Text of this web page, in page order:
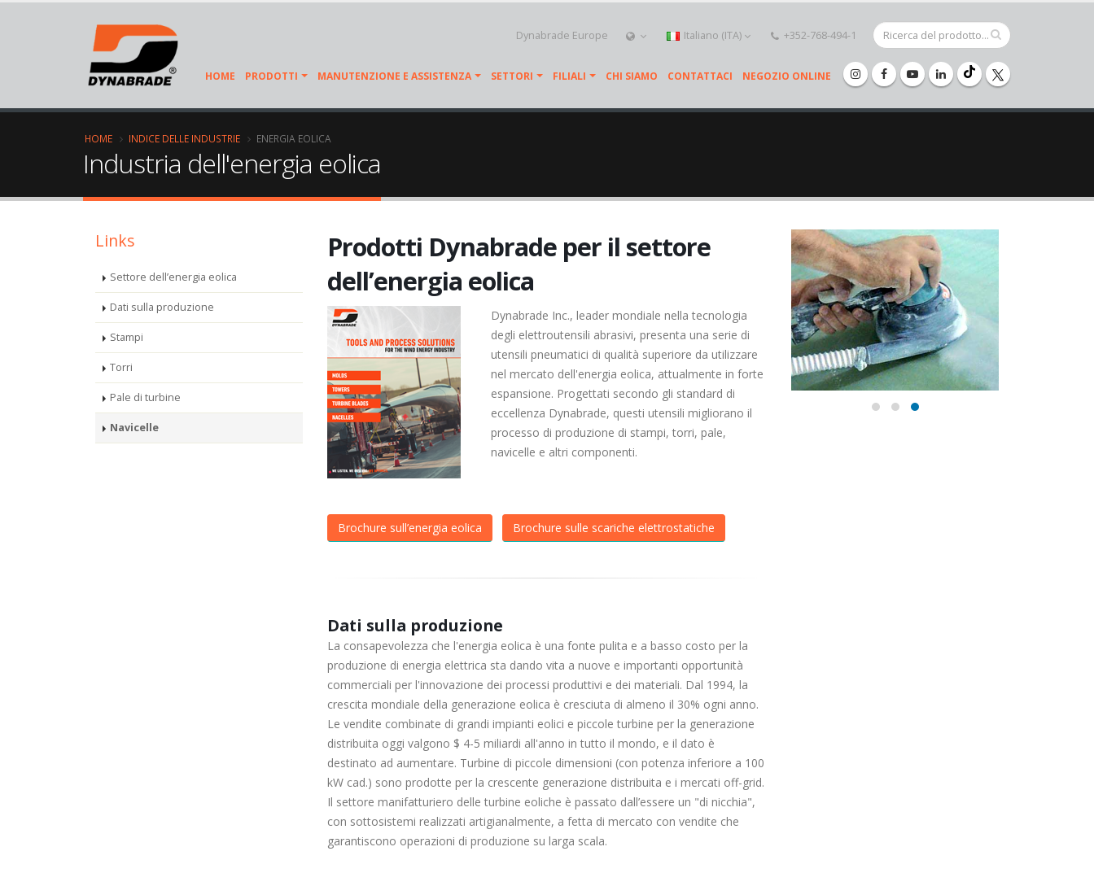
Dynabrade Europe Italiano (ITA) +352-768-494-1
HOME PRODOTTI MANUTENZIONE E ASSISTENZA SETTORI FILIALI CHI SIAMO CONTATTACI NEGOZIO ONLINE
HOME INDICE DELLE INDUSTRIE ENERGIA EOLICA
Industria dell'energia eolica
Links
Settore dell’energia eolica
Dati sulla produzione
Stampi
Torri
Pale di turbine
Navicelle
Prodotti Dynabrade per il settore
dell’energia eolica
Dynabrade Inc., leader mondiale nella tecnologia
degli elettroutensili abrasivi, presenta una serie di
utensili pneumatici di qualità superiore da utilizzare
nel mercato dell'energia eolica, attualmente in forte
espansione. Progettati secondo gli standard di
eccellenza Dynabrade, questi utensili migliorano il
processo di produzione di stampi, torri, pale,
navicelle e altri componenti.
Brochure sull’energia eolica Brochure sulle scariche elettrostatiche
Dati sulla produzione
La consapevolezza che l'energia eolica è una fonte pulita e a basso costo per la
produzione di energia elettrica sta dando vita a nuove e importanti opportunità
commerciali per l'innovazione dei processi produttivi e dei materiali. Dal 1994, la
crescita mondiale della generazione eolica è cresciuta di almeno il 30% ogni anno.
Le vendite combinate di grandi impianti eolici e piccole turbine per la generazione
distribuita oggi valgono $ 4-5 miliardi all'anno in tutto il mondo, e il dato è
destinato ad aumentare. Turbine di piccole dimensioni (con potenza inferiore a 100
kW cad.) sono prodotte per la crescente generazione distribuita e i mercati off-grid.
Il settore manifatturiero delle turbine eoliche è passato dall’essere un "di nicchia",
con sottosistemi realizzati artigianalmente, a fetta di mercato con vendite che
garantiscono operazioni di produzione su larga scala.